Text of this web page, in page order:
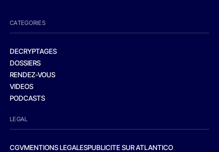
CATEGORIES
DECRYPTAGES
DOSSIERS
RENDEZ-VOUS
VIDEOS
PODCASTS
LEGAL
CGVMENTIONS LEGALESPUBLICITE SUR ATLANTICO